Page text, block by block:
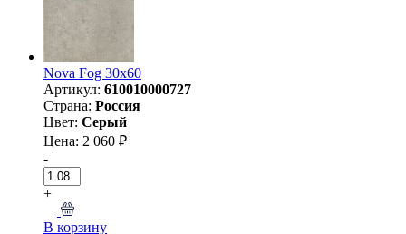
Nova Fog 30х60
Артикул: 610010000727
Страна: Россия
Цвет: Серый
Цена: 2 060 ₽
-
+
В корзину